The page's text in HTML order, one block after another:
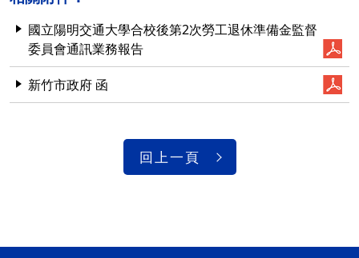
國立陽明交通大學合校後第2次勞工退休準備金監督
委員會通訊業務報告
新竹市政府 函
回上一頁